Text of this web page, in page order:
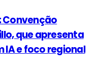
Convenção
que apresenta
IA e foco regional